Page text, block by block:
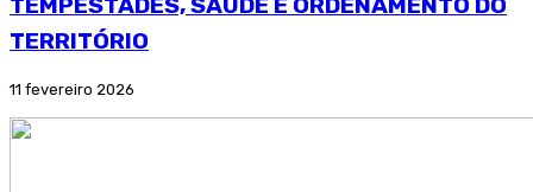
TEMPESTADES, SAÚDE E ORDENAMENTO DO
TERRITÓRIO
11 fevereiro 2026